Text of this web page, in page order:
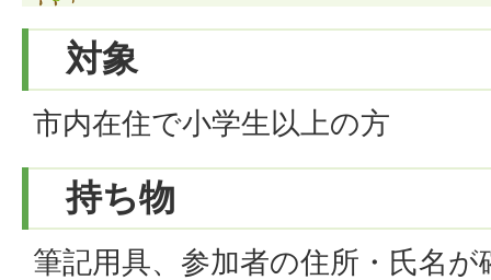
対象
市内在住で小学生以上の方
持ち物
筆記用具、参加者の住所・氏名